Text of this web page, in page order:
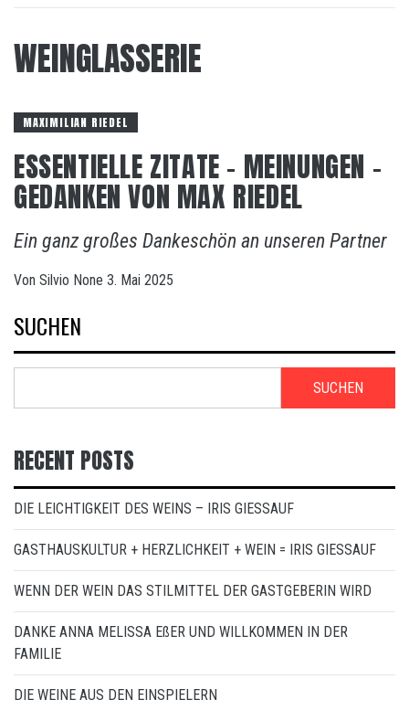
WEINGLASSERIE
MAXIMILIAN RIEDEL
ESSENTIELLE ZITATE – MEINUNGEN –
GEDANKEN VON MAX RIEDEL
Ein ganz großes Dankeschön an unseren Partner
Von Silvio None 3. Mai 2025
SUCHEN
SUCHEN
RECENT POSTS
DIE LEICHTIGKEIT DES WEINS – IRIS GIESSAUF
GASTHAUSKULTUR + HERZLICHKEIT + WEIN = IRIS GIESSAUF
WENN DER WEIN DAS STILMITTEL DER GASTGEBERIN WIRD
DANKE ANNA MELISSA EßER UND WILLKOMMEN IN DER
FAMILIE
DIE WEINE AUS DEN EINSPIELERN